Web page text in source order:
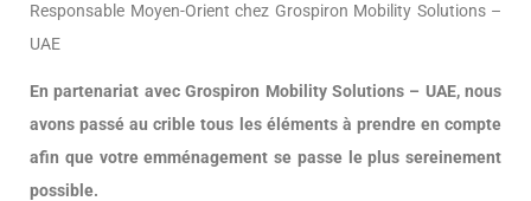
Responsable Moyen-Orient chez Grospiron Mobility Solutions –
UAE
En partenariat avec Grospiron Mobility Solutions – UAE, nous
avons passé au crible tous les éléments à prendre en compte
afin que votre emménagement se passe le plus sereinement
possible.